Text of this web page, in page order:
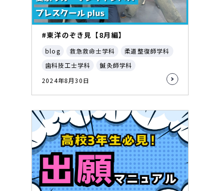
#東洋のぞき見【8月編】
blog 救急救命士学科
柔道整復師学科
歯科技工士学科
鍼灸師学科
2024年8月30日